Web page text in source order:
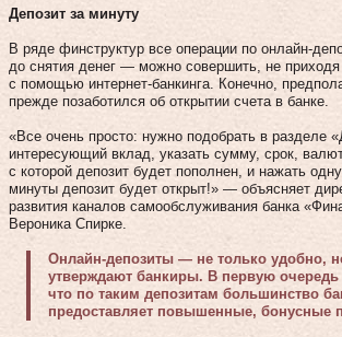
Депозит за минуту
В ряде финструктур все операции по онлайн-
до снятия денег — можно совершить, не приходя
с помощью интернет-банкинга. Конечно,
прежде позаботился об открытии счета в банке.
«Все очень просто: нужно подобрать в разделе
интересующий вклад, указать сумму, срок,
с которой депозит будет пополнен, и нажать
минуты депозит будет открыт!» — объясняет
развития каналов самообслуживания банка
Вероника Спирке.
Онлайн-депозиты — не только удобно,
утверждают банкиры. В первую очередь
что по таким депозитам большинство
предоставляет повышенные, бонусные